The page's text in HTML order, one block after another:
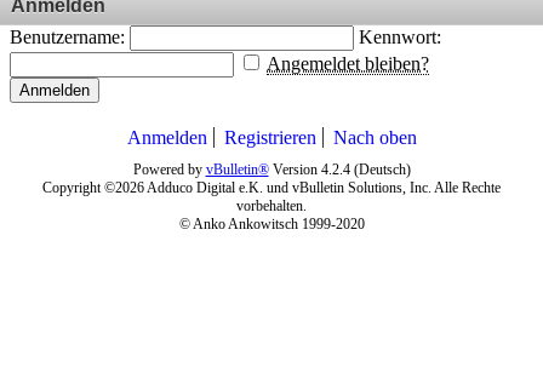
Anmelden
Benutzername:
Kennwort:
Angemeldet bleiben?
Anmelden
Anmelden Registrieren Nach oben
Powered by vBulletin®Version 4.2.4 (Deutsch)
Copyright ©2026 Adduco Digital e.K. und vBulletin Solutions, Inc. Alle Rechte
vorbehalten.
© Anko Ankowitsch 1999-2020